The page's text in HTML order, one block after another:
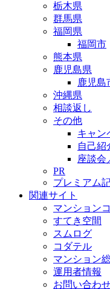
栃木県
群馬県
福岡県
福岡市
熊本県
鹿児島県
鹿児島
沖縄県
相談返し
その他
キャン
自己紹
座談会
PR
プレミアム
関連サイト
マンション
すてき空間
スムログ
コダテル
マンション
運用者情報
お問い合わ